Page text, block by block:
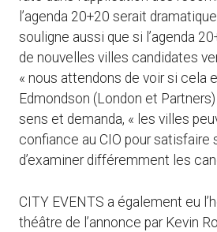
l’agenda 20+20 serait dramatique
souligne aussi que si l’agenda
de nouvelles villes candidates
« nous attendons de voir si cela
Edmondson (London et
sens et demanda, « les villes
confiance au CIO pour satisfaire
d’examiner différemment les
CITY EVENTS a également eu
théâtre de l’annonce par Kevin